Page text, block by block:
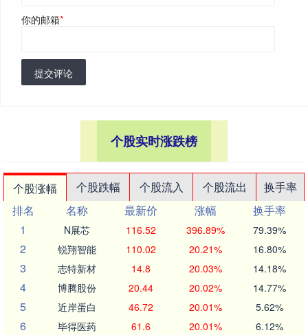
你的邮箱*
提交评论
个股实时涨跌榜
个股涨幅 个股跌幅 个股流入 个股流出
换手率
排名
名称 最新价 涨幅
换手率
1
N展芯 116.52 396.89% 79.39%
2 锐翔智能 110.02 20.21% 16.80%
3 志特新材 14.8 20.03% 14.18%
4 博腾股份 20.44 20.02% 14.77%
5 近岸蛋白 46.72 20.01% 5.62%
6 毕得医药 61.6 20.01% 6.12%